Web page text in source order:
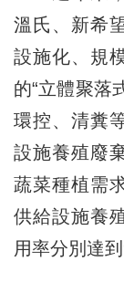
溫氏、新希
設施化、規
的“立體聚落
環控、清糞
設施養殖廢
蔬菜種植需
供給設施養
用率分別達